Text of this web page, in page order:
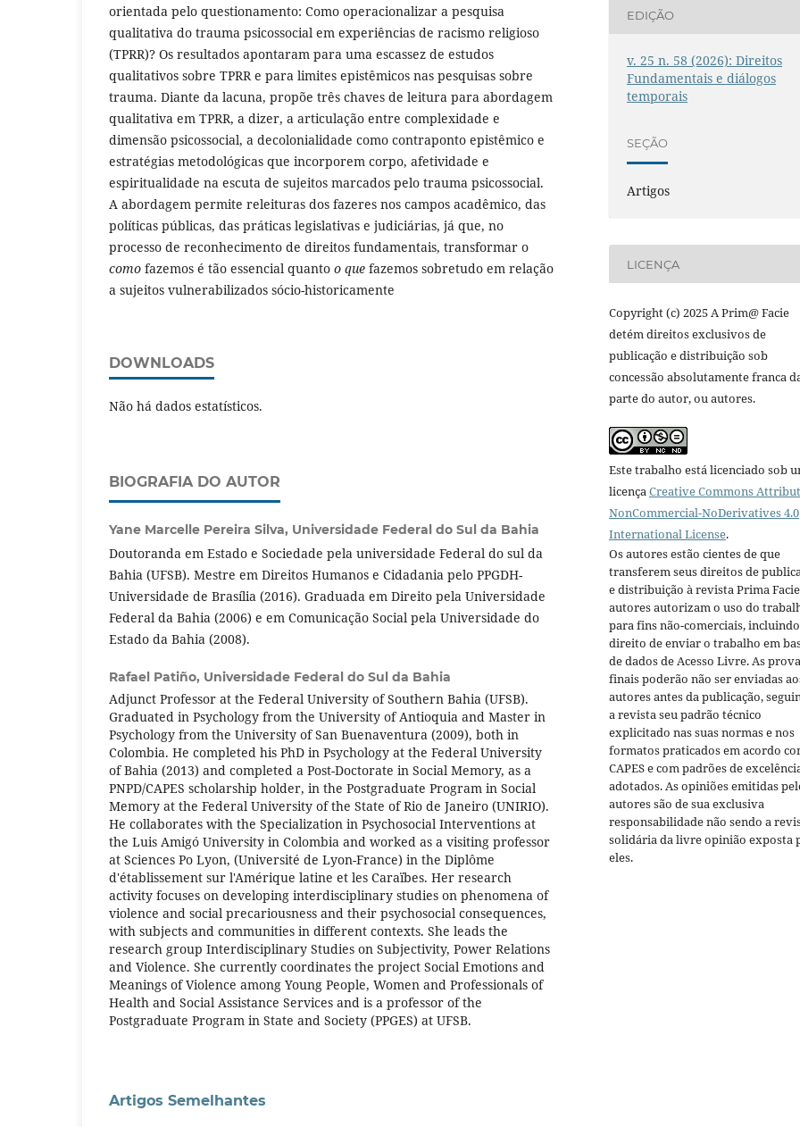
orientada pelo questionamento: Como operacionalizar a pesquisa
qualitativa do trauma psicossocial em experiências de racismo religioso
(TPRR)? Os resultados apontaram para uma escassez de estudos
qualitativos sobre TPRR e para limites epistêmicos nas pesquisas sobre
trauma. Diante da lacuna, propõe três chaves de leitura para abordagem
qualitativa em TPRR, a dizer, a articulação entre complexidade e
dimensão psicossocial, a decolonialidade como contraponto epistêmico e
estratégias metodológicas que incorporem corpo, afetividade e
espiritualidade na escuta de sujeitos marcados pelo trauma psicossocial.
A abordagem permite releituras dos fazeres nos campos acadêmico, das
políticas públicas, das práticas legislativas e judiciárias, já que, no
processo de reconhecimento de direitos fundamentais, transformar o
como fazemos é tão essencial quanto o que fazemos sobretudo em relação
a sujeitos vulnerabilizados sócio-historicamente
DOWNLOADS
Não há dados estatísticos.
BIOGRAFIA DO AUTOR
Yane Marcelle Pereira Silva, Universidade Federal do Sul da Bahia
Doutoranda em Estado e Sociedade pela universidade Federal do sul da
Bahia (UFSB). Mestre em Direitos Humanos e Cidadania pelo PPGDH-
Universidade de Brasília (2016). Graduada em Direito pela Universidade
Federal da Bahia (2006) e em Comunicação Social pela Universidade do
Estado da Bahia (2008).
Rafael Patiño, Universidade Federal do Sul da Bahia
Adjunct Professor at the Federal University of Southern Bahia (UFSB).
Graduated in Psychology from the University of Antioquia and Master in
Psychology from the University of San Buenaventura (2009), both in
Colombia. He completed his PhD in Psychology at the Federal University
of Bahia (2013) and completed a Post-Doctorate in Social Memory, as a
PNPD/CAPES scholarship holder, in the Postgraduate Program in Social
Memory at the Federal University of the State of Rio de Janeiro (UNIRIO).
He collaborates with the Specialization in Psychosocial Interventions at
the Luis Amigó University in Colombia and worked as a visiting professor
at Sciences Po Lyon, (Université de Lyon-France) in the Diplôme
d'établissement sur l'Amérique latine et les Caraïbes. Her research
activity focuses on developing interdisciplinary studies on phenomena of
violence and social precariousness and their psychosocial consequences,
with subjects and communities in different contexts. She leads the
research group Interdisciplinary Studies on Subjectivity, Power Relations
and Violence. She currently coordinates the project Social Emotions and
Meanings of Violence among Young People, Women and Professionals of
Health and Social Assistance Services and is a professor of the
Postgraduate Program in State and Society (PPGES) at UFSB.
EDIÇÃO
v. 25 n. 58 (2026): Direitos
Fundamentais e diálogos
temporais
SEÇÃO
Artigos
LICENÇA
Copyright (c) 2025 A Prim@ Facie
detém direitos exclusivos de
publicação e distribuição sob
concessão absolutamente franca
parte do autor, ou autores.
Este trabalho está licenciado sob
licença Creative Commons
NonCommercial-NoDerivatives 4.0
International License.
Os autores estão cientes de que
transferem seus direitos de
e distribuição à revista Prima
autores autorizam o uso do
para fins não-comerciais, incluindo
direito de enviar o trabalho em
de dados de Acesso Livre. As
finais poderão não ser enviadas
autores antes da publicação,
a revista seu padrão técnico
explicitado nas suas normas e nos
formatos praticados em acordo
CAPES e com padrões de
adotados. As opiniões emitidas
autores são de sua exclusiva
responsabilidade não sendo a
solidária da livre opinião exposta
eles.
Artigos Semelhantes